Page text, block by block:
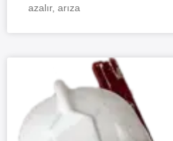
azalır, arıza